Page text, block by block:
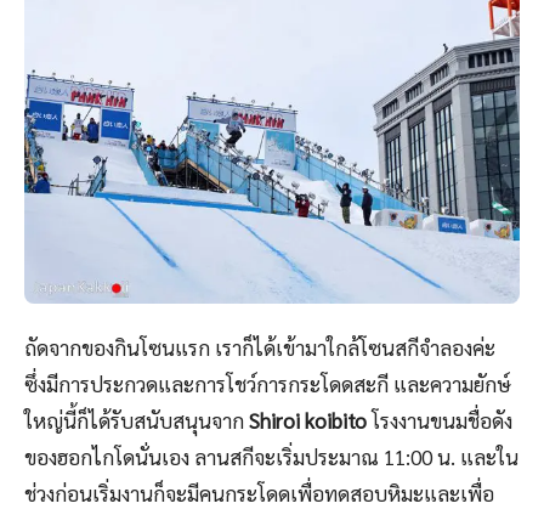
ถัดจากของกินโซนแรก เราก็ได้เข้ามาใกล้โซนสกีจำลองค่ะ
ซึ่งมีการประกวดและการโชว์การกระโดดสะกี และความยักษ์
ใหญ่นี้ก็ได้รับสนับสนุนจากShiroi koibitoโรงงานขนมชื่อดัง
ของฮอกไกโดนั่นเอง ลานสกีจะเริ่มประมาณ 11:00 น. และใน
ช่วงก่อนเริ่มงานก็จะมีคนกระโดดเพื่อทดสอบหิมะและเพื่อ